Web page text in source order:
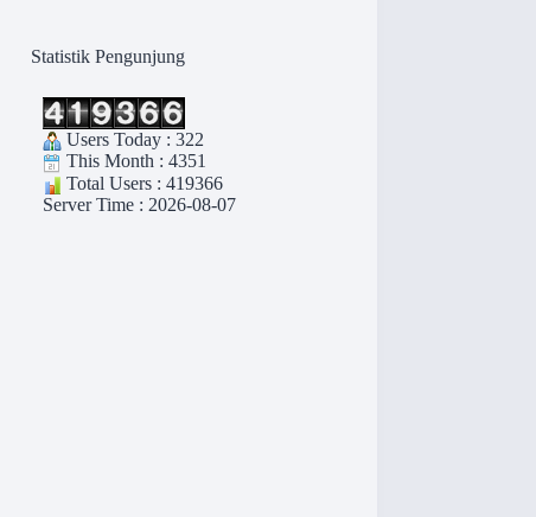
Statistik Pengunjung
Users Today : 322
This Month : 4351
Total Users : 419366
Server Time : 2026-08-07